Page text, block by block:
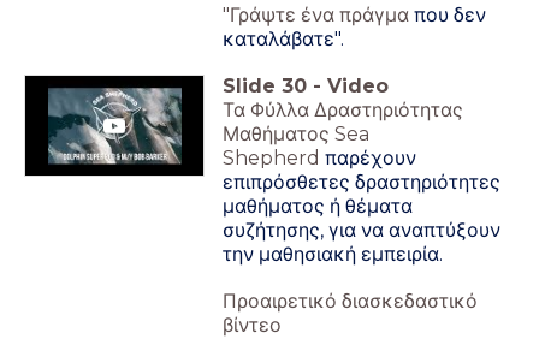
"Γράψτε ένα πράγμα που δεν
καταλάβατε".
Slide 30 - Video
Τα Φύλλα Δραστηριότητας
Μαθήματος Sea
Shepherd παρέχουν
επιπρόσθετες δραστηριότητες
μαθήματος ή θέματα
συζήτησης, για να αναπτύξουν
την μαθησιακή εμπειρία.
Προαιρετικό διασκεδαστικό
βίντεο